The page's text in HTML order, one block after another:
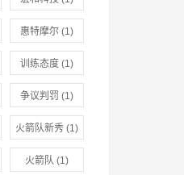
惠特摩尔(1)
训练态度(1)
争议判罚 (1)
火箭队新秀(1)
火箭队 (1)